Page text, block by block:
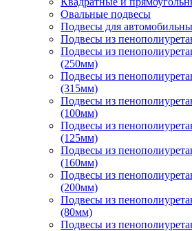
Овальные подвесы
Подвесы для
Подвесы из
Подвесы из
(250мм)
Подвесы из
(315мм)
Подвесы из
(100мм)
Подвесы из
(125мм)
Подвесы из
(160мм)
Подвесы из
(200мм)
Подвесы из
(80мм)
Подвесы из